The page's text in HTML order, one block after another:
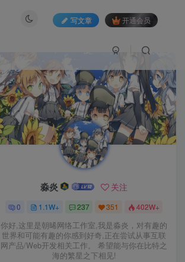
写文章 开通会员
淼炎 关注
0 1.1W+ 237 351 402W+
你好,这里是朝晞网络工作室,我是淼炎，对有趣的
世界和可能有趣的你感到好奇,正在尝试从事互联
网产品/Web开发相关工作。 希望能与你在比特之
海的繁星之下相见!